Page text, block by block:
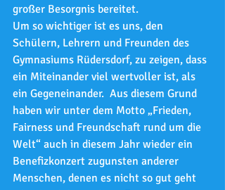
großer Besorgnis bereitet.
Um so wichtiger ist es uns, den
Schülern, Lehrern und Freunden des
Gymnasiums Rüdersdorf, zu zeigen, dass
ein Miteinander viel wertvoller ist, als
ein Gegeneinander.  Aus diesem Grund
haben wir unter dem Motto „Frieden,
Fairness und Freundschaft rund um die
Welt“ auch in diesem Jahr wieder ein
Benefizkonzert zugunsten anderer
Menschen, denen es nicht so gut geht